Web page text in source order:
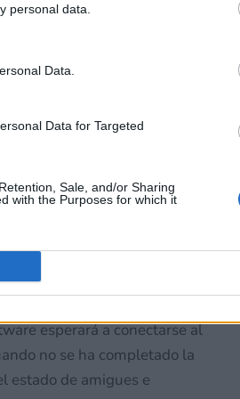
adicional de su información
de la IAB.
personal data.
Data.
Data for Targeted
Sale, and/or Sharing
with the Purposes for which it
actualización para Bravely
en línea, pero también
con el listado completo
de Internet al cargar o
esperará a conectarse al
no se ha completado la
estado de amigues e